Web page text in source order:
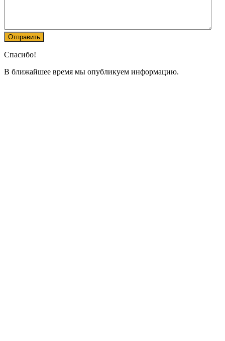
Спасибо!
В ближайшее время мы опубликуем информацию.